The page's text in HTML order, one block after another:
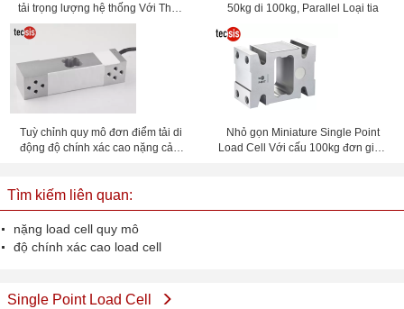
tải trọng lượng hệ thống Với Thấp
Hồ sơ di động
50kg di 100kg, Parallel Loại tia
Tuỳ chỉnh quy mô đơn điểm tải di
động độ chính xác cao nặng cảm
Nhỏ gọn Miniature Single Point
Load Cell Với cấu 100kg đơn giản
Tìm kiếm liên quan:
nặng load cell quy mô
độ chính xác cao load cell
Single Point Load Cell